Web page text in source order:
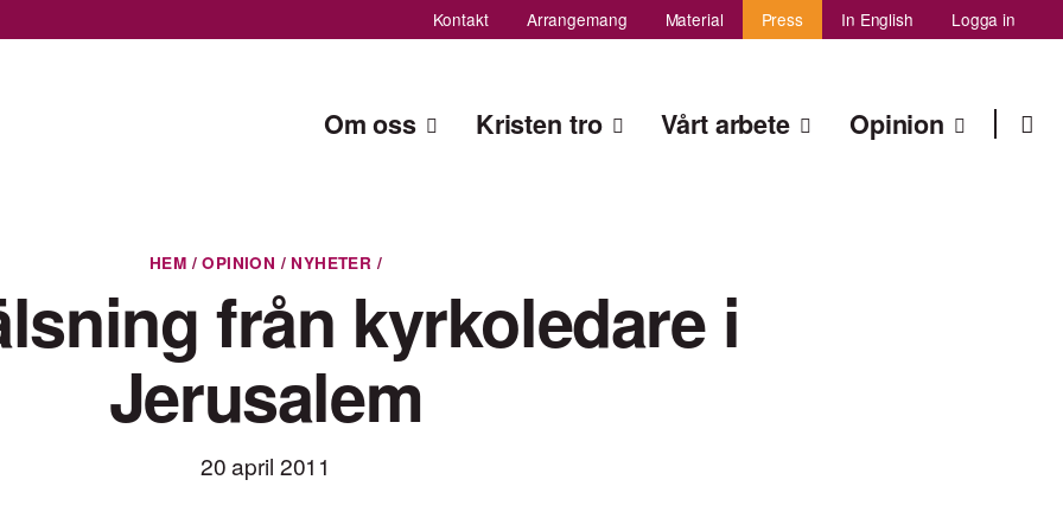
Kontakt Arrangemang Material Press In English Logga in
Om oss Kristen tro Vårt arbete Opinion Sök
HEM /OPINION / NYHETER /
från kyrkoledare i
Jerusalem
20 april 2011